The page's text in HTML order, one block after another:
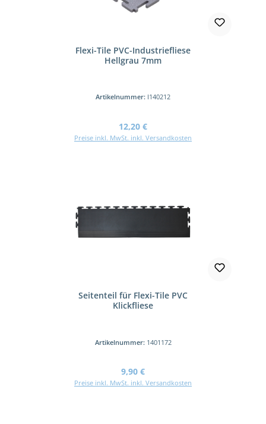
Flexi-Tile PVC-Industriefliese
Hellgrau 7mm
Artikelnummer: I140212
Regulärer Preis:
12,20 €
Preise inkl. MwSt. inkl. Versandkosten
Seitenteil für Flexi-Tile PVC
Klickfliese
Artikelnummer: 1401172
Regulärer Preis:
9,90 €
Preise inkl. MwSt. inkl. Versandkosten